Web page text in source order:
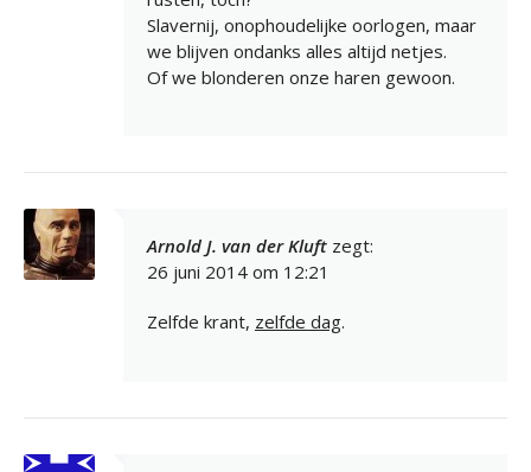
Slavernij, onophoudelijke oorlogen, maar
we blijven ondanks alles altijd netjes.
Of we blonderen onze haren gewoon.
Arnold J. van der Kluft zegt:
26 juni 2014 om 12:21
Zelfde krant, zelfde dag.